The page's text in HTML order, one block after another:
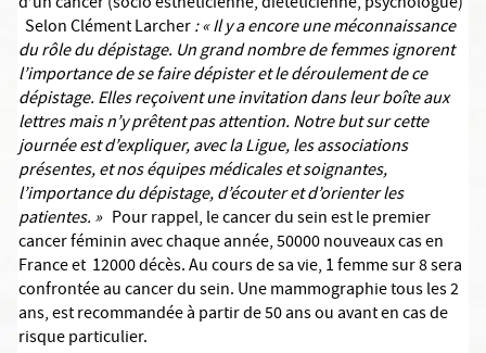
Selon Clément Larcher: « Il y a encore une méconnaissance
du rôle du dépistage. Ungrand nombre de femmes ignorent
l’importance de se faire dépister et le déroulement de ce
dépistage. Elles reçoivent une invitation dans leur boîte aux
lettres mais n’y prêtent pas attention. Notre butsur cette
journée est d’expliquer, avec la Ligue, les associations
présentes, et nos équipes médicales et soignantes,
l’importance du dépistage, d’écouter et d’orienter les
patientes. »Pour rappel, le cancer du sein est le premier
cancer féminin avec chaque année, 50000 nouveaux cas en
France et 12000 décès. Au cours de sa vie, 1 femme sur 8 sera
confrontée au cancer du sein. Une mammographie tous les 2
ans, est recommandée à partir de 50 ans ou avant en cas de
risque particulier.